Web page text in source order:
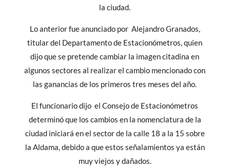
la ciudad.
Lo anterior fue anunciado por Alejandro Granados,
titular del Departamento de Estacionómetros, quien
dijo que se pretende cambiar la imagen citadina en
algunos sectores al realizar el cambio mencionado con
las ganancias de los primeros tres meses del año.
El funcionario dijo el Consejo de Estacionómetros
determinó que los cambios en la nomenclatura de la
ciudad iniciará en el sector de la calle 18 a la 15 sobre
la Aldama, debido a que estos señalamientos ya están
muy viejos y dañados.